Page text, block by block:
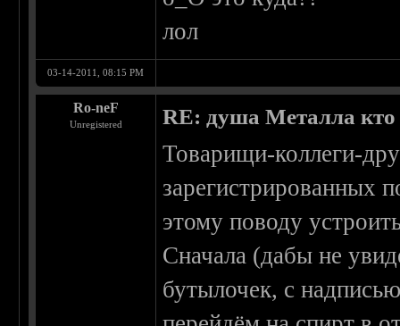
лол
03-14-2011, 08:15 PM
Ro-neF
Unregistered RE: душа Металла кто
Товарищи-коллеги-
зарегистрированных
этому поводу
Сначала (дабы не
бутылочек, с